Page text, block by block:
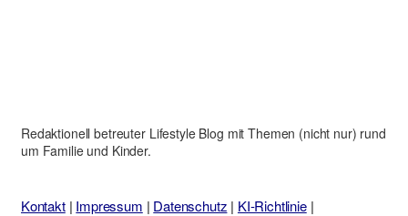
Redaktionell betreuter Lifestyle Blog mit Themen (nicht nur) rund
um Familie und Kinder.
Kontakt| Impressum | Datenschutz | KI-Richtlinie|